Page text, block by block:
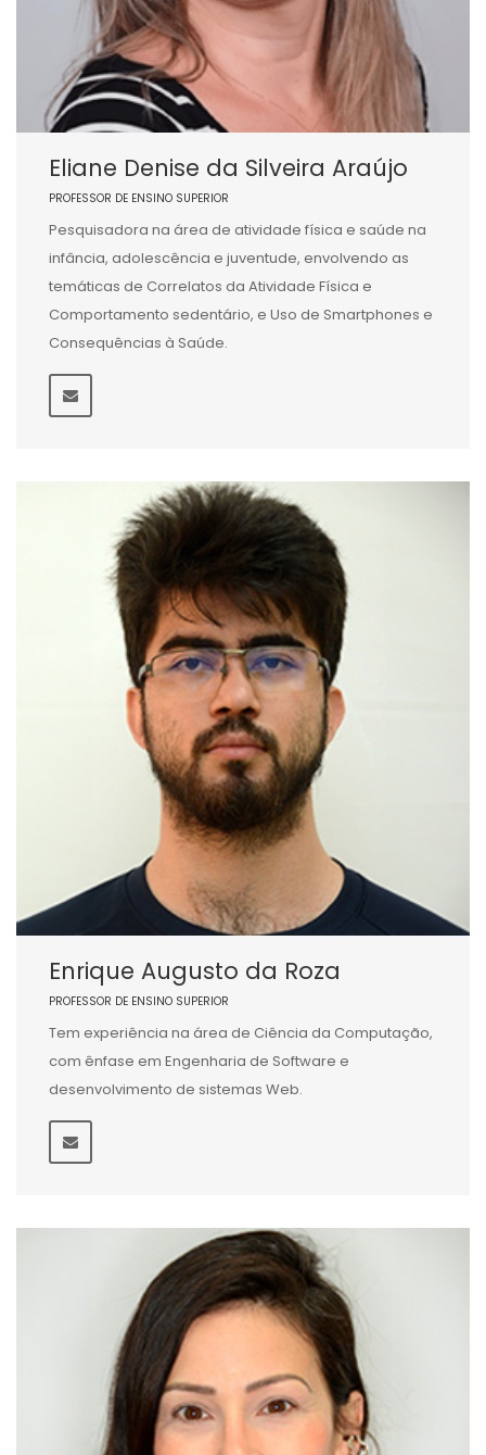
Eliane Denise da Silveira Araújo
PROFESSOR DE ENSINO SUPERIOR
Pesquisadora na área de atividade física e saúde na
infância, adolescência e juventude, envolvendo as
temáticas de Correlatos da Atividade Física e
Comportamento sedentário, e Uso de Smartphones e
Consequências à Saúde.
Enrique Augusto da Roza
PROFESSOR DE ENSINO SUPERIOR
Tem experiência na área de Ciência da Computação,
com ênfase em Engenharia de Software e
desenvolvimento de sistemas Web.